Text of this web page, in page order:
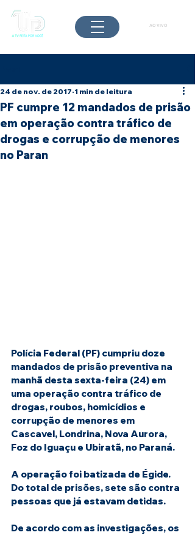
AO VIVO
PF cumpre 12 mandados de prisão
em operação contra tráfico de
drogas e corrupção de menores
no Paran
24 de nov. de 2017 1 min de leitura
Polícia Federal (PF) cumpriu doze
mandados de prisão preventiva na
manhã desta sexta-feira (24) em
uma operação contra tráfico de
drogas, roubos, homicídios e
corrupção de menores em
Cascavel, Londrina, Nova Aurora,
Foz do Iguaçu e Ubiratã, no Paraná.
A operação foi batizada de Égide.
Do total de prisões, sete são contra
pessoas que já estavam detidas.
De acordo com as investigações, os